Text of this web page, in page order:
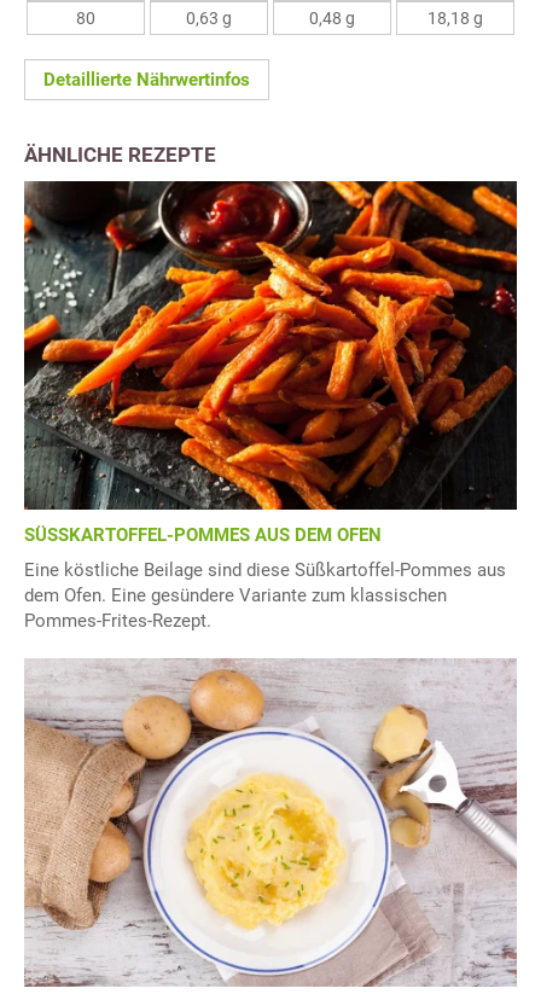
80 0,63 g 0,48 g 18,18 g
Detaillierte Nährwertinfos
ÄHNLICHE REZEPTE
SÜSSKARTOFFEL-POMMES AUS DEM OFEN
Eine köstliche Beilage sind diese Süßkartoffel-Pommes aus
dem Ofen. Eine gesündere Variante zum klassischen
Pommes-Frites-Rezept.